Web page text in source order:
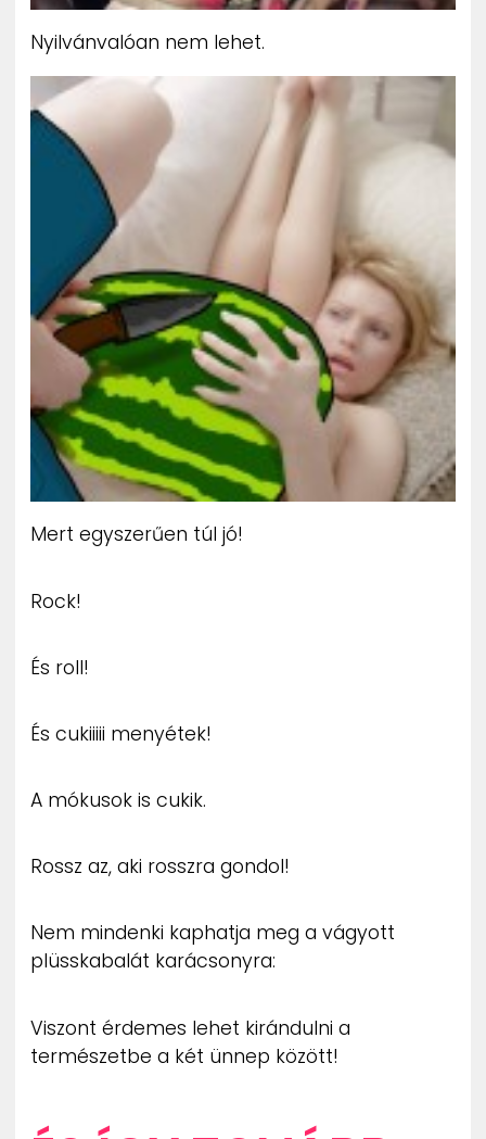
Nyilvánvalóan nem lehet.
Mert egyszerűen túl jó!
Rock!
És roll!
És cukiiiii menyétek!
A mókusok is cukik.
Rossz az, aki rosszra gondol!
Nem mindenki kaphatja meg a vágyott
plüsskabalát karácsonyra:
Viszont érdemes lehet kirándulni a
természetbe a két ünnep között!